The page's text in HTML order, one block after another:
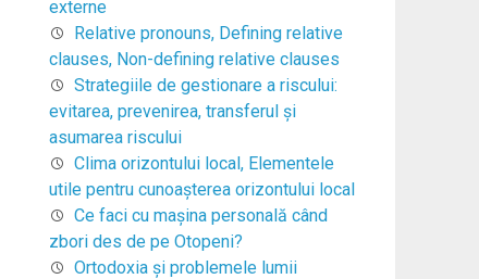
externe
Relative pronouns, Defining relative
clauses, Non-defining relative clauses
Strategiile de gestionare a riscului:
evitarea, prevenirea, transferul şi
asumarea riscului
Clima orizontului local, Elementele
utile pentru cunoaşterea orizontului local
Ce faci cu mașina personală când
zbori des de pe Otopeni?
Ortodoxia şi problemele lumii